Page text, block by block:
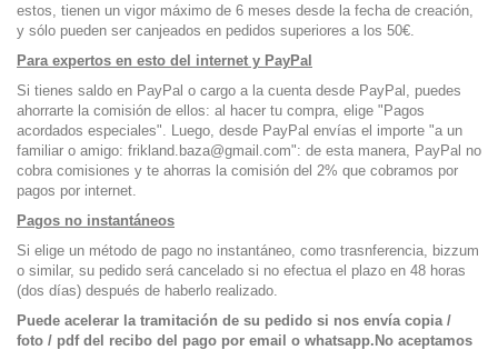
estos, tienen un vigor máximo de 6 meses desde la fecha de creación,
y sólo pueden ser canjeados en pedidos superiores a los 50€.
Para expertos en esto del internet y PayPal
Si tienes saldo en PayPal o cargo a la cuenta desde PayPal, puedes
ahorrarte la comisión de ellos: al hacer tu compra, elige "Pagos
acordados especiales". Luego, desde PayPal envías el importe "a un
familiar o amigo: frikland.baza@gmail.com": de esta manera, PayPal no
cobra comisiones y te ahorras la comisión del 2% que cobramos por
pagos por internet.
Pagos no instantáneos
Si elige un método de pago no instantáneo, como trasnferencia, bizzum
o similar, su pedido será cancelado si no efectua el plazo en 48 horas
(dos días) después de haberlo realizado.
Puede acelerar la tramitación de su pedido si nos envía copia /
foto / pdf del recibo del pago por email o whatsapp.No aceptamos